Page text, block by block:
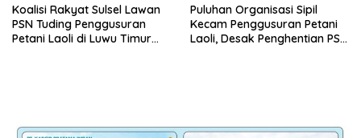
Koalisi Rakyat Sulsel Lawan
PSN Tuding Penggusuran
Petani Laoli di Luwu Timur
Puluhan Organisasi Sipil
Kecam Penggusuran Petani
Laoli, Desak Penghentian PSN